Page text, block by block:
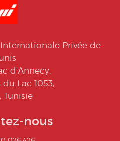
Privée de
d'Annecy,
du Lac 1053,
Tunisie
nous